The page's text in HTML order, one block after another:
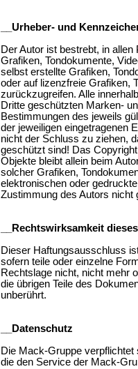
__Urheber- und
Der Autor ist bestrebt, in
Grafiken, Tondokumente,
selbst erstellte Grafiken,
oder auf lizenzfreie Grafiken,
zurückzugreifen. Alle
Dritte geschützten Marken-
Bestimmungen des jeweils
der jeweiligen eingetragenen
nicht der Schluss zu ziehen,
geschützt sind! Das
Objekte bleibt allein beim
solcher Grafiken,
elektronischen oder
Zustimmung des Autors nicht
__Rechtswirksamkeit
Dieser Haftungsausschluss
sofern teile oder einzelne
Rechtslage nicht, nicht mehr
die übrigen Teile des
unberührt.
__Datenschutz
Die Mack-Gruppe
die den Service der Mack-